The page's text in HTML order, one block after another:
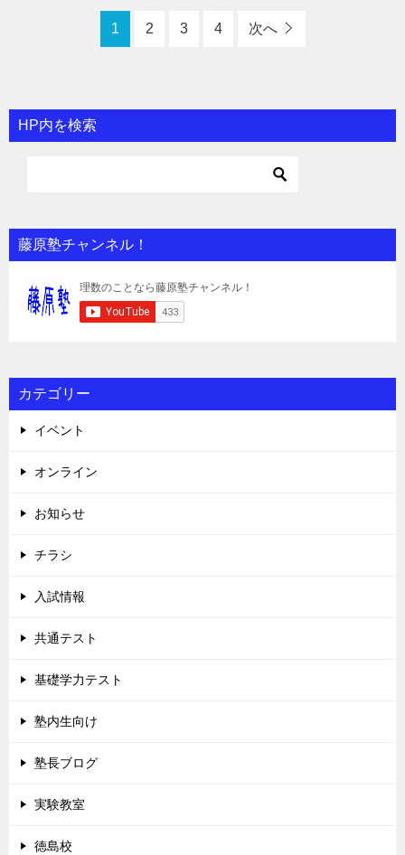
1 2 3 4 次へ
HP内を検索
藤原塾チャンネル！
カテゴリー
イベント
オンライン
お知らせ
チラシ
入試情報
共通テスト
基礎学力テスト
塾内生向け
塾長ブログ
実験教室
徳島校